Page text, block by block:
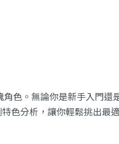
色。無論你是新手入門還
色分析，讓你輕鬆挑出最